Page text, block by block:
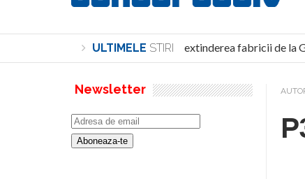
ULTIMELE STIRI
SANY pregătește extinderea fabricii de la
Newsletter